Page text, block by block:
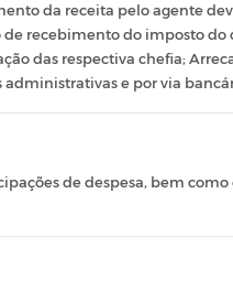
da receita pelo agente
de recebimento do imposto
das respectiva chefia;
e por via
de despesa, bem